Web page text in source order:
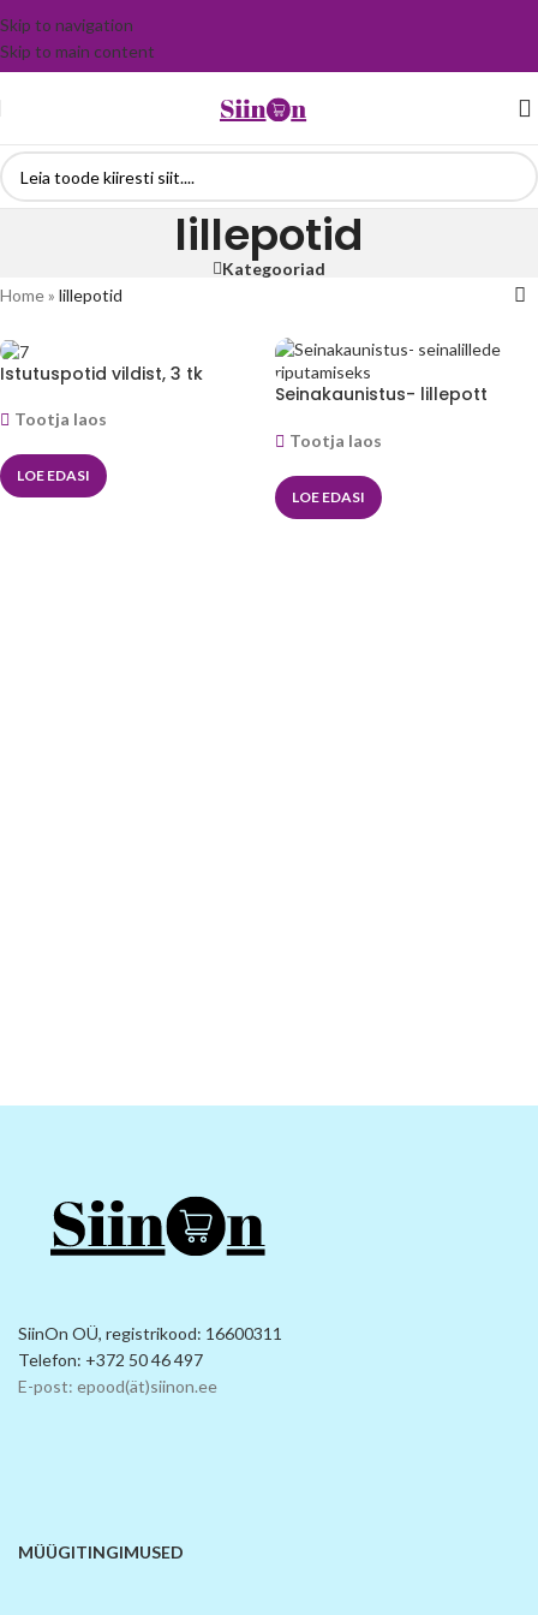
Skip to navigation
Skip to main content
lillepotid
Kategooriad
Home» lillepotid
Istutuspotid vildist, 3 tk
Tootja laos
LOE EDASI
Seinakaunistus- lillepott
Tootja laos
LOE EDASI
SiinOn OÜ, registrikood: 16600311
Telefon: +372 50 46 497
E-post: epood(ät)siinon.ee
MÜÜGITINGIMUSED